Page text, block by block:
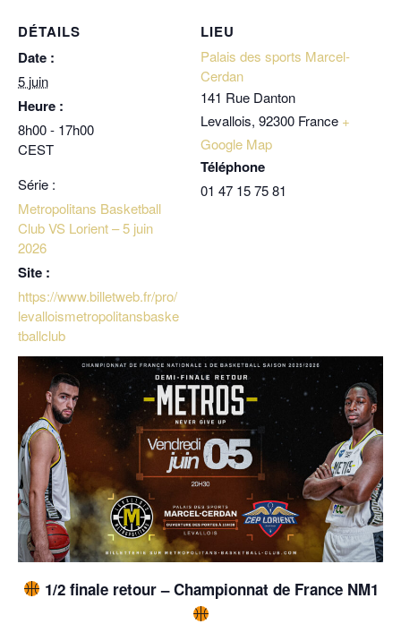
DÉTAILS
Date :
5 juin
Heure :
8h00 - 17h00
CEST
Série :
Metropolitans Basketball
Club VS Lorient – 5 juin
2026
Site :
https://www.billetweb.fr/pro/
levalloismetropolitansbaske
tballclub
LIEU
Palais des sports Marcel-
Cerdan
141 Rue Danton
Levallois, 92300 France +
Google Map
Téléphone
01 47 15 75 81
1/2 finale retour – Championnat de France NM1